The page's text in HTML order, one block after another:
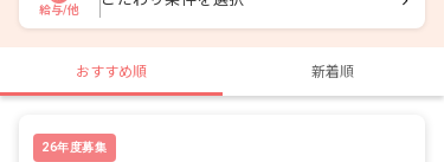
給与/他
おすすめ順 新着順
26年度募集